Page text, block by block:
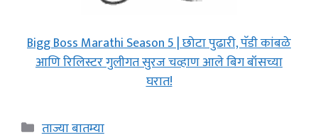
Bigg Boss Marathi Season 5 | छोटा पुढारी, पॅडी कांबळे
आणि रिलिस्टर गुलीगत सुरज चव्हाण आले बिग बॉसच्या
घरात!
Categories
ताज्या बातम्या